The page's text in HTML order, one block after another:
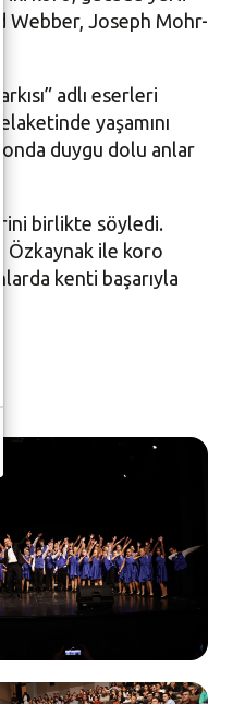
Webber, Joseph Mohr-
adlı eserleri
yaşamını
duygu dolu anlar
birlikte söyledi.
Özkaynak ile koro
kenti başarıyla